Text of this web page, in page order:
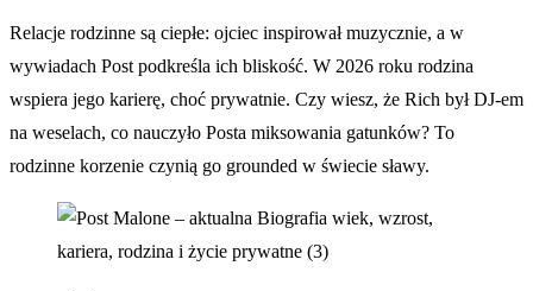
Relacje rodzinne są ciepłe: ojciec inspirował muzycznie, a w
wywiadach Post podkreśla ich bliskość. W 2026 roku rodzina
wspiera jego karierę, choć prywatnie. Czy wiesz, że Rich był DJ-em
na weselach, co nauczyło Posta miksowania gatunków? To
rodzinne korzenie czynią go grounded w świecie sławy.